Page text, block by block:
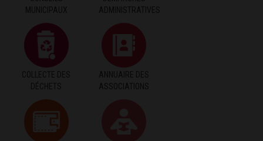
MUNICIPAUX
ADMINISTRATIVES
COLLECTE DES
DÉCHETS
ANNUAIRE DES
ASSOCIATIONS